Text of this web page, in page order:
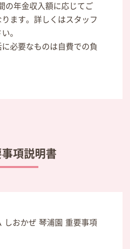
の年金収入額に応じてご
ます。詳しくはスタッフ
。
必要なものは自費での負
項説明書
しおかぜ 琴浦園 重要事項